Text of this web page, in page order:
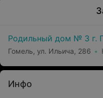
Родильный дом № 3 г.
Гомель, ул. Ильича, 286
Инфо